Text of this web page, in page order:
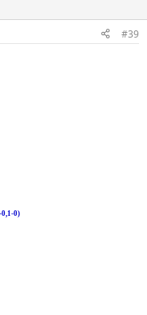
#39
0,1-0)